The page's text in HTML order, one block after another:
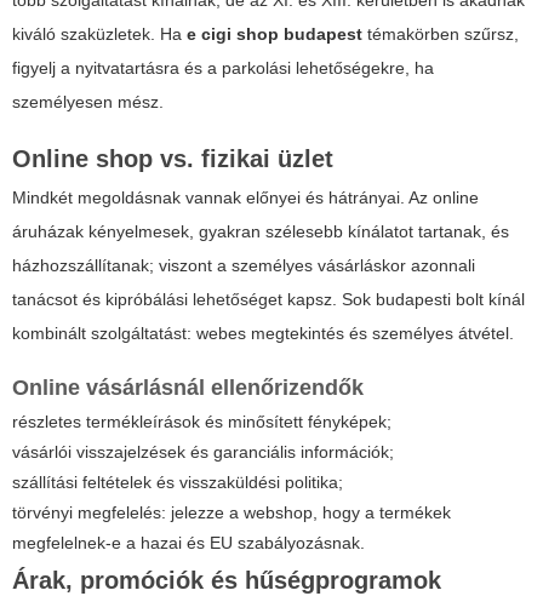
kiváló szaküzletek. Ha e cigi shop budapest témakörben szűrsz,
figyelj a nyitvatartásra és a parkolási lehetőségekre, ha
személyesen mész.
Online shop vs. fizikai üzlet
Mindkét megoldásnak vannak előnyei és hátrányai. Az online
áruházak kényelmesek, gyakran szélesebb kínálatot tartanak, és
házhozszállítanak; viszont a személyes vásárláskor azonnali
tanácsot és kipróbálási lehetőséget kapsz. Sok budapesti bolt kínál
kombinált szolgáltatást: webes megtekintés és személyes átvétel.
Online vásárlásnál ellenőrizendők
részletes termékleírások és minősített fényképek;
vásárlói visszajelzések és garanciális információk;
szállítási feltételek és visszaküldési politika;
törvényi megfelelés: jelezze a webshop, hogy a termékek
megfelelnek-e a hazai és EU szabályozásnak.
Árak, promóciók és hűségprogramok